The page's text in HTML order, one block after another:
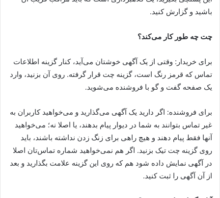
باشید و گزارش کنید.
چت چه طور کار می‌کند؟
برای خریدار: وقتی از یک آگهی خوشتان می‌آید، کنار گزینه اطلاعات
تماس که قرمز رنگ است، گزینه چت قرار گرفته. روی آن بزنید، وارد
یک صفحه گفت و گو با فروشنده می‌شوید.
برای فروشنده: اگر دارید یک آگهی می‌گذارید و می‌خواهید کاربران به
غیر تماس بتوانند به شما در دیوار پیام بدهند، یا اصلا نه؛ می‌خواهید
آنها فقط پیام دهند و هیچ راهی برای زنگ زدن نداشته باشند، باید
روی گزینه چت تیک بزنید. اگر هم نمی‌خواهید شماره تماس‌تان اصلا
در آگهی نمایش داده شود هم که روی این گزینه علامت بگذارید و بعد
از آن آگهی را ثبت کنید.